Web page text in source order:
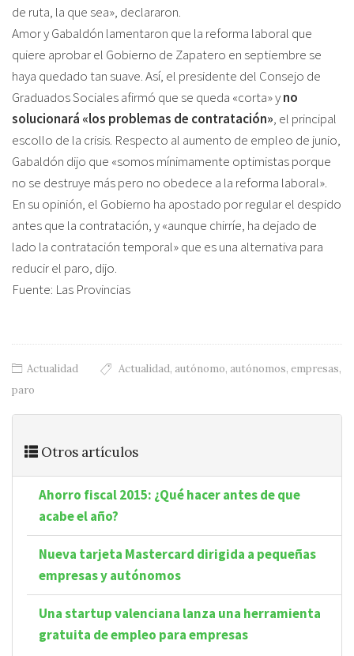
de ruta, la que sea», declararon.
Amor y Gabaldón lamentaron que la reforma laboral que
quiere aprobar el Gobierno de Zapatero en septiembre se
haya quedado tan suave. Así, el presidente del Consejo de
Graduados Sociales afirmó que se queda «corta» yno
solucionará «los problemas de contratación», el principal
escollo de la crisis. Respecto al aumento de empleo de junio,
Gabaldón dijo que «somos mínimamente optimistas porque
no se destruye más pero no obedece a la reforma laboral».
En su opinión, el Gobierno ha apostado por regular el despido
antes que la contratación, y «aunque chirríe, ha dejado de
lado la contratación temporal» que es una alternativa para
reducir el paro, dijo.
Fuente: Las Provincias
Actualidad Actualidad, autónomo, autónomos, empresas,
paro
Otros artículos
Ahorro fiscal 2015: ¿Qué hacer antes de que
acabe el año?
Nueva tarjeta Mastercard dirigida a pequeñas
empresas y autónomos
Una startup valenciana lanza una herramienta
gratuita de empleo para empresas